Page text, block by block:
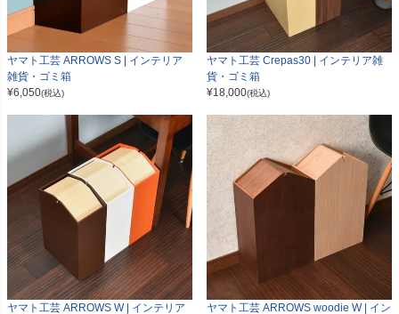
ヤマト工芸 ARROWS S | インテリア
雑貨・ゴミ箱
¥6,050(税込)
ヤマト工芸 Crepas30 | インテリア雑
貨・ゴミ箱
¥18,000(税込)
ヤマト工芸 ARROWS W | インテリア
ヤマト工芸 ARROWS woodie W | イン